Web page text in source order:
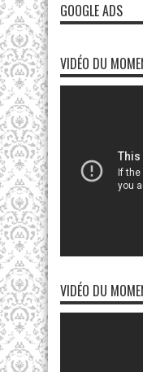
GOOGLE ADS
VIDÉO DU
VIDÉO DU